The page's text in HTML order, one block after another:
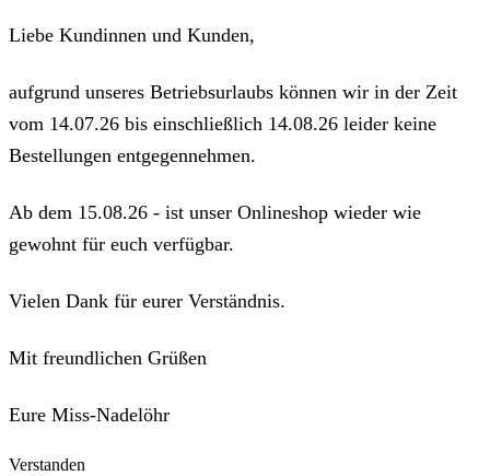
Liebe Kundinnen und Kunden,
aufgrund unseres Betriebsurlaubs können wir in der Zeit
vom 14.07.26 bis einschließlich 14.08.26 leider keine
Bestellungen entgegennehmen.
Ab dem 15.08.26 - ist unser Onlineshop wieder wie
gewohnt für euch verfügbar.
Vielen Dank für eurer Verständnis.
Mit freundlichen Grüßen
Eure Miss-Nadelöhr
Verstanden